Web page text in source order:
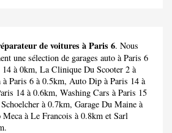
de voitures à Paris 6. Nous
une sélection de garages auto à Paris 6
14 à 0km, La Clinique Du Scooter 2 à
à Paris 6 à 0.5km, Auto Dip à Paris 14 à
14 à 0.6km, Washing Cars à Paris 15
à 0.7km, Garage Du Maine à
Mecaà Le Francois à 0.8km et Sarl